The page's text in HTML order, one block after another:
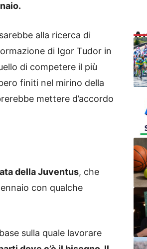
alla ricerca di
di Igor Tudor in
di competere il più
finiti nel mirino della
mettere d’accordo
della Juventus, che
con qualche
sulla quale lavorare